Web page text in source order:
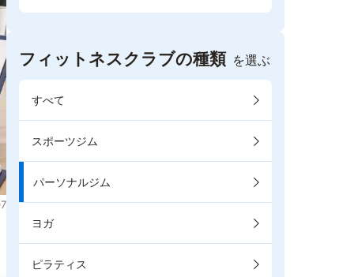
フィットネスクラブの種類 を選ぶ
すべて
スポーツジム
パーソナルジム
ヨガ
ピラティス